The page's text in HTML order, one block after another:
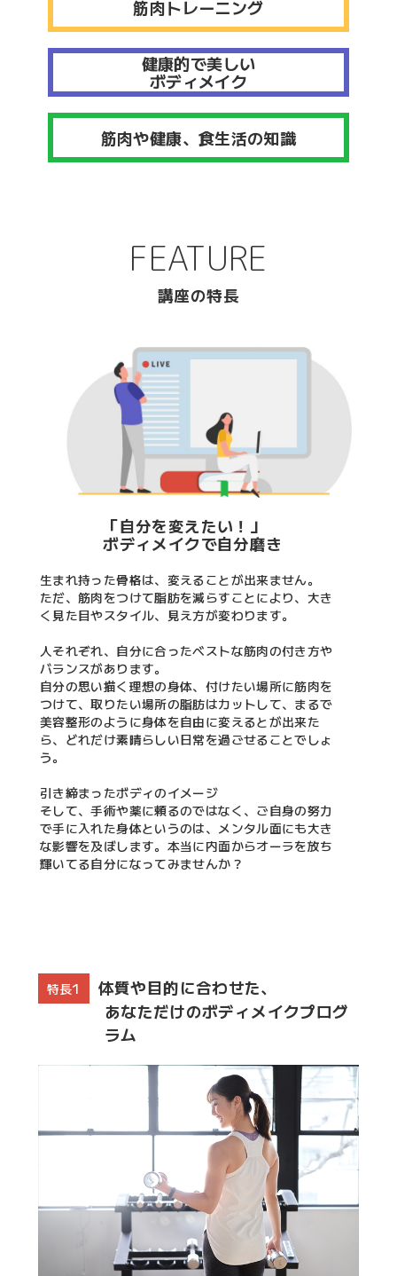
筋肉トレーニング
健康的で美しい
ボディメイク
筋肉や健康、食生活の知識
FEATURE
講座の特長
「自分を変えたい！」
ボディメイクで自分磨き
生まれ持った骨格は、変えることが出来ません。
ただ、筋肉をつけて脂肪を減らすことにより、大き
く見た目やスタイル、見え方が変わります。
人それぞれ、自分に合ったベストな筋肉の付き方や
バランスがあります。
自分の思い描く理想の身体、付けたい場所に筋肉を
つけて、取りたい場所の脂肪はカットして、まるで
美容整形のように身体を自由に変えるとが出来た
ら、どれだけ素晴らしい日常を過ごせることでしょ
う。
引き締まったボディのイメージ
そして、手術や薬に頼るのではなく、ご自身の努力
で手に入れた身体というのは、メンタル面にも大き
な影響を及ぼします。本当に内面からオーラを放ち
輝いてる自分になってみませんか？
特長1
体質や目的に合わせた、
あなただけのボディメイクプログ
ラム